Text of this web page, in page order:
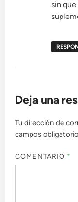
sin
Deja una
Tu dirección de
campos
COMENTARIO *